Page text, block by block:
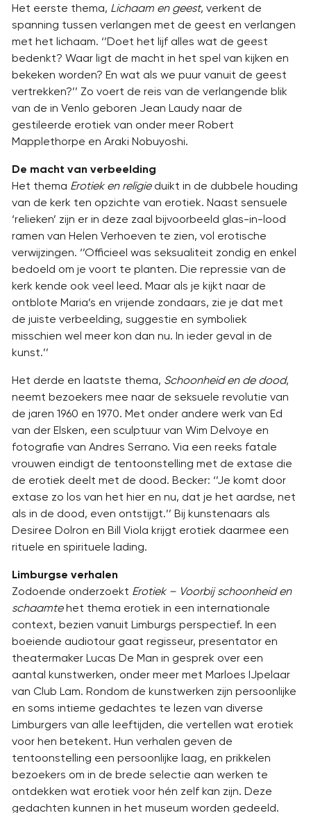
Het eerste thema, Lichaam en geest, verkent de
spanning tussen verlangen met de geest en verlangen
met het lichaam. ‘’Doet het lijf alles wat de geest
bedenkt? Waar ligt de macht in het spel van kijken en
bekeken worden? En wat als we puur vanuit de geest
vertrekken?’’ Zo voert de reis van de verlangende blik
van de in Venlo geboren Jean Laudy naar de
gestileerde erotiek van onder meer Robert
Mapplethorpe en Araki Nobuyoshi.
De macht van verbeelding
Het thema Erotiek en religieduikt in de dubbele houding
van de kerk ten opzichte van erotiek. Naast sensuele
‘relieken’ zijn er in deze zaal bijvoorbeeld glas-in-lood
ramen van Helen Verhoeven te zien, vol erotische
verwijzingen. ‘’Officieel was seksualiteit zondig en enkel
bedoeld om je voort te planten. Die repressie van de
kerk kende ook veel leed. Maar als je kijkt naar de
ontblote Maria’s en vrijende zondaars, zie je dat met
de juiste verbeelding, suggestie en symboliek
misschien wel meer kon dan nu. In ieder geval in de
kunst.’’
Het derde en laatste thema, Schoonheid en de dood,
neemt bezoekers mee naar de seksuele revolutie van
de jaren 1960 en 1970. Met onder andere werk van Ed
van der Elsken, een sculptuur van Wim Delvoye en
fotografie van Andres Serrano. Via een reeks fatale
vrouwen eindigt de tentoonstelling met de extase die
de erotiek deelt met de dood. Becker: ‘’Je komt door
extase zo los van het hier en nu, dat je het aardse, net
als in de dood, even ontstijgt.’’ Bij kunstenaars als
Desiree Dolron en Bill Viola krijgt erotiek daarmee een
rituele en spirituele lading.
Limburgse verhalen
Zodoende onderzoekt Erotiek – Voorbij schoonheid en
schaamtehet thema erotiek in een internationale
context, bezien vanuit Limburgs perspectief. In een
boeiende audiotour gaat regisseur, presentator en
theatermaker Lucas De Man in gesprek over een
aantal kunstwerken, onder meer met Marloes IJpelaar
van Club Lam. Rondom de kunstwerken zijn persoonlijke
en soms intieme gedachtes te lezen van diverse
Limburgers van alle leeftijden, die vertellen wat erotiek
voor hen betekent. Hun verhalen geven de
tentoonstelling een persoonlijke laag, en prikkelen
bezoekers om in de brede selectie aan werken te
ontdekken wat erotiek voor hén zelf kan zijn. Deze
gedachten kunnen in het museum worden gedeeld.